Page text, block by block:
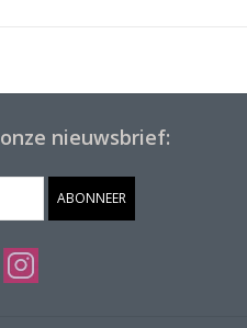
nieuwsbrief:
ABONNEER